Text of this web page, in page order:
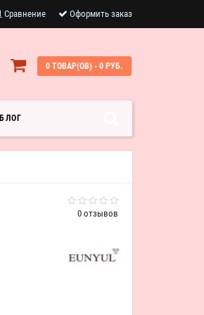
Сравнение Оформить заказ
0 ТОВАР(ОВ) - 0 РУБ.
БЛОГ
0 отзывов